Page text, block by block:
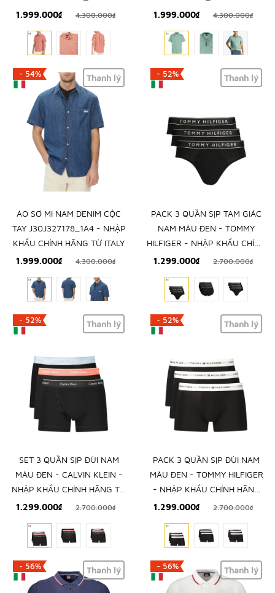
TOMMY HILFIGER - NHẬP
1.999.000₫ 4.300.000₫
HILFIGER - NHẬP KHẨU CHÍNH
1.999.000₫ 4.300.000₫
- 54% Thanh lý
ÁO SƠ MI NAM DENIM CỘC
TAY J30J327178_1A4 - NHẬP
KHẨU CHÍNH HÃNG TỪ ITALY
1.999.000₫
4.300.000₫
- 52% Thanh lý
PACK 3 QUẦN SỊP TAM GIÁC
NAM MÀU ĐEN - TOMMY
HILFIGER - NHẬP KHẨU CHÍNH
HÃNG TỪ Ý
1.299.000₫ 2.700.000₫
- 52% Thanh lý
SET 3 QUẦN SỊP ĐÙI NAM
MÀU ĐEN - CALVIN KLEIN -
NHẬP KHẨU CHÍNH HÃNG TỪ
1.299.000₫ 2.700.000₫
- 52% Thanh lý
PACK 3 QUẦN SỊP ĐÙI NAM
MÀU ĐEN - TOMMY HILFIGER
- NHẬP KHẨU CHÍNH HÃNG
TỪ Ý
1.299.000₫ 2.700.000₫
- 56% Thanh lý - 56% Thanh lý